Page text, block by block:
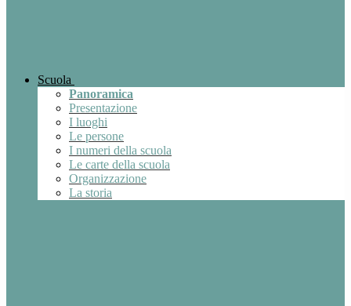
Scuola
Panoramica
Presentazione
I luoghi
Le persone
I numeri della scuola
Le carte della scuola
Organizzazione
La storia